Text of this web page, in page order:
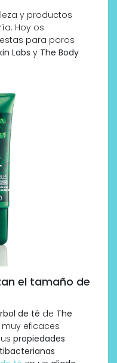
y productos
Hoy os
para poros
Labs y The Body
el tamaño de
de té de The
eficaces
propiedades